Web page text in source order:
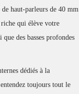
de haut-parleurs de 40 mm
qui élève votre
des basses profondes
dédiés à la
toujours tout le